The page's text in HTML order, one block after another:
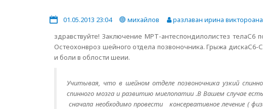
01.05.2013 23:04 михайлов
разлаван ирина виктороана
здравствуйте! Заключение МРТ-антеспондилолистез телаС6
Остеохонвроз шейного отдела позвоночника. Грыжа
и боли в облости шеии.
Учитывая, что в шейном отделе позвоночника узкий
спинного мозга и развитию миелопатии .В Вашем случае
сначала необходимо провести консервативное лечение (